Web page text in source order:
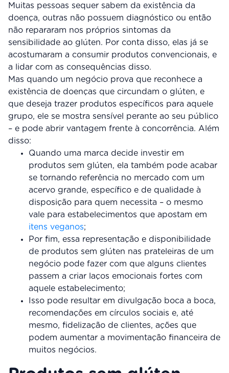
Muitas pessoas sequer sabem da existência da
doença, outras não possuem diagnóstico ou então
não repararam nos próprios sintomas da
sensibilidade ao glúten. Por conta disso, elas já se
acostumaram a consumir produtos convencionais, e
a lidar com as consequências disso.
Mas quando um negócio prova que reconhece a
existência de doenças que circundam o glúten, e
que deseja trazer produtos específicos para aquele
grupo, ele se mostra sensível perante ao seu público
– e pode abrir vantagem frente à concorrência. Além
disso:
Quando uma marca decide investir em
produtos sem glúten, ela também pode acabar
se tornando referência no mercado com um
acervo grande, específico e de qualidade à
disposição para quem necessita – o mesmo
vale para estabelecimentos que apostam em
itens veganos;
Por fim, essa representação e disponibilidade
de produtos sem glúten nas prateleiras de um
negócio pode fazer com que alguns clientes
passem a criar laços emocionais fortes com
aquele estabelecimento;
Isso pode resultar em divulgação boca a boca,
recomendações em círculos sociais e, até
mesmo, fidelização de clientes, ações que
podem aumentar a movimentação financeira de
muitos negócios.